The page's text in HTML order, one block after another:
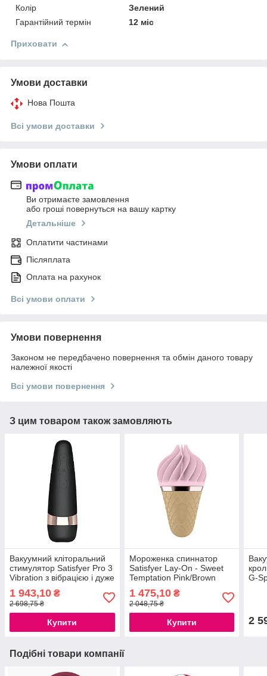
Колір
Зелений
Гарантійний термін
12 міс
Приховати
Умови доставки
Нова Пошта
Всі умови доставки
Умови оплати
Ви отримаєте замовлення
або гроші повернуться на вашу картку
Детальніше
Оплатити частинами
Післяплата
Оплата на рахунок
Всі умови оплати
Умови повернення
Законом не передбачено повернення та обмін даного товару
належної якості
Всі умови повернення
З цим товаром також замовляють
Вакуумний кліторальний
стимулятор Satisfyer Pro 3
Vibration з вібрацією і дуже
м'яким кінчиком
777Store.com.ua
1 943,10 ₴
2 698,75 ₴
Купити
Мороженка спиннатор
Satisfyer Lay-On - Sweet
Temptation Pink/Brown
777Store.com.ua
1 475,10₴
2 048,75 ₴
Купити
G-
2
Подібні товари компанії